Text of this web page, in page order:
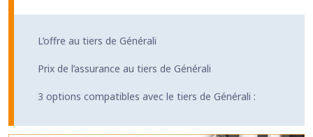
L’offre au tiers de Générali
Prix de l’assurance au tiers de Générali
3 options compatibles avec le tiers de Générali :